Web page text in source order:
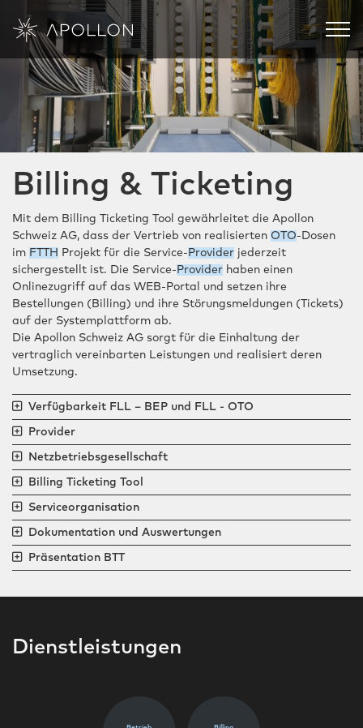
Bauherrenberatung
Projektmanagement
Vertragsmanagement
Engineering
Roll-out FTTH Netz
Betrieb FTTH Netz
Billing & Ticketing
Über uns
Kontakt
Billing & Ticketing
Mit dem Billing Ticketing Tool gewährleitet die Apollon
Schweiz AG, dass der Vertrieb von realisierten OTO-Dosen
im FTTH Projekt für die Service- Provider jederzeit
sichergestellt ist. Die Service- Provider haben einen
Onlinezugriff auf das WEB-Portal und setzen ihre
Bestellungen (Billing) und ihre Störungsmeldungen (Tickets)
auf der Systemplattform ab.
Die Apollon Schweiz AG sorgt für die Einhaltung der
vertraglich vereinbarten Leistungen und realisiert deren
Umsetzung.
Verfügbarkeit FLL – BEP und FLL - OTO
Provider
Netzbetriebsgesellschaft
Billing Ticketing Tool
Serviceorganisation
Dokumentation und Auswertungen
Präsentation BTT
Dienstleistungen